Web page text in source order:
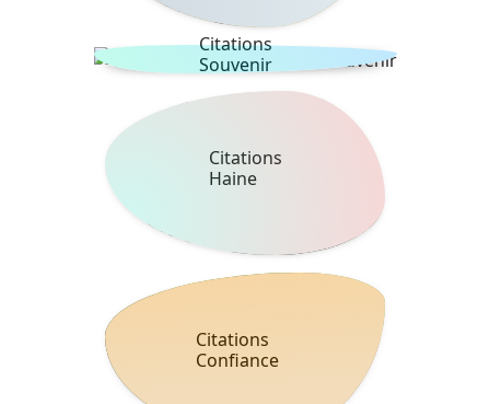
Citations
Souvenir
Citations
Haine
Citations
Confiance